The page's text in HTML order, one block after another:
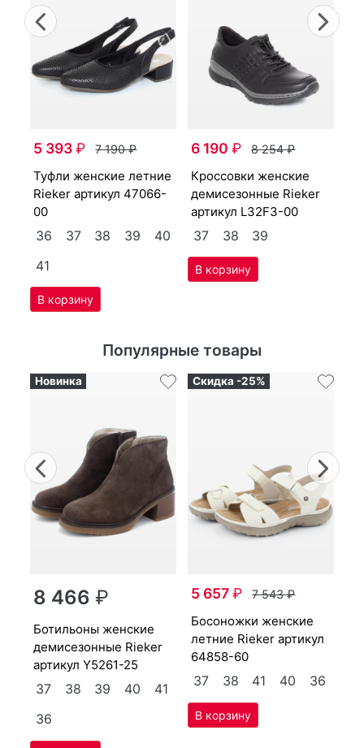
Previous
5 393₽ 7 190₽
туф­ли женс­кие лет­ние
Ri­eker артикул47066-
00
36 37 38 39
40
41
6 190₽ 8 254₽
крос­совки женс­кие
де­мисе­зон­ные Ri­eker
артикул L32F3-00
37 38 39
Популярные товары
Previous
Новинка
8 466₽
бо­тиль­оны женс­кие
де­мисе­зон­ные Ri­eker
артикулY5261-25
37 38 39 40
41
36
Скидка -25%
5 657₽ 7 543₽
бо­сонож­ки женс­кие
лет­ние Ri­eker артикул
64858-60
37 38 41 40 36